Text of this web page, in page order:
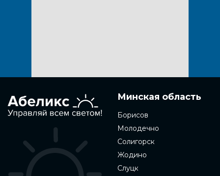
Минская область
Борисов
Молодечно
Солигорск
Жодино
Слуцк